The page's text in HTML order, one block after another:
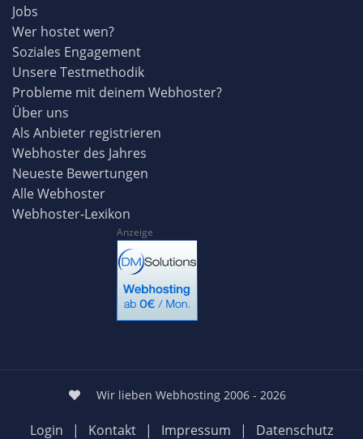
Jobs
Wer hostet wen?
Soziales Engagement
Unsere Testmethodik
Probleme mit deinem Webhoster?
Über uns
Als Anbieter registrieren
Webhoster des Jahres
Neueste Bewertungen
Alle Webhoster
Webhoster-Lexikon
Anzeige
Wir lieben Webhosting 2006 - 2026
Login | Kontakt | Impressum | Datenschutz